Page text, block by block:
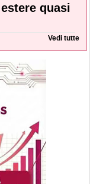
quasi
Vedi tutte